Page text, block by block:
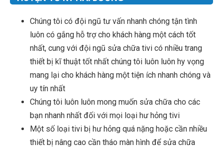
Chúng tôi có đội ngũ tư vấn nhanh chóng tận tình
luôn có gắng hỗ trợ cho khách hàng một cách tốt
nhất, cung với đội ngũ sửa chữa tivi có nhiều trang
thiết bị kĩ thuật tốt nhất chúng tôi luôn luôn hy vọng
mang lại cho khách hàng một tiện ích nhanh chóng và
uy tín nhất
Chúng tôi luôn luôn mong muốn sửa chữa cho các
bạn nhanh nhất đối với mọi loại hư hỏng tivi
Một số loại tivi bị hư hỏng quá nặng hoặc cần nhiều
thiết bị nâng cao cần tháo màn hình để sửa chữa